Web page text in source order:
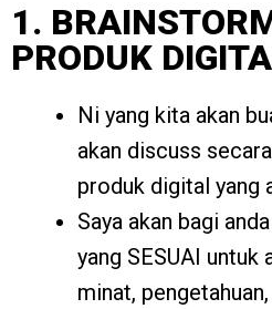
1.
PRODUK
Ni yang kita akan
akan discuss
produk digital yang
Saya akan bagi
yang SESUAI untuk
minat,